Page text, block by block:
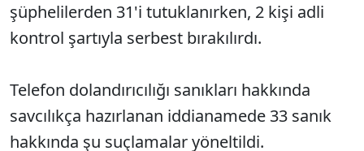
şüphelilerden 31'i tutuklanırken, 2 kişi adli
kontrol şartıyla serbest bırakılırdı.
Telefon dolandırıcılığı sanıkları hakkında
savcılıkça hazırlanan iddianamede 33 sanık
hakkında şu suçlamalar yöneltildi.